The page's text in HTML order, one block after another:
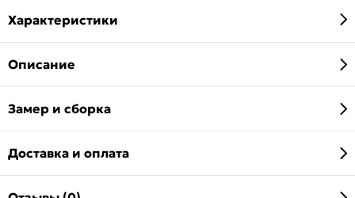
Характеристики
Описание
Замер и сборка
Доставка и оплата